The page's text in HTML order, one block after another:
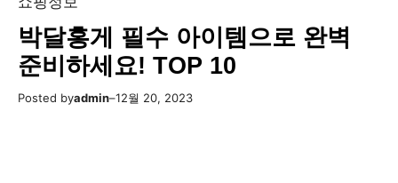
박달홍게 필수 아이템으로 완벽
준비하세요! TOP 10
Posted byadmin–12월 20, 2023